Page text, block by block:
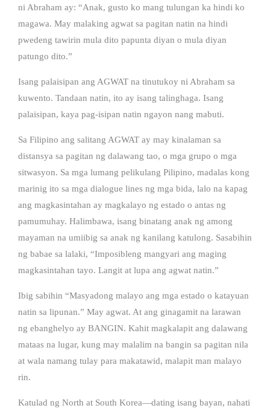
ni Abraham ay: “Anak, gusto ko mang tulungan ka hindi ko
magawa. May malaking agwat sa pagitan natin na hindi
pwedeng tawirin mula dito papunta diyan o mula diyan
patungo dito.”
Isang palaisipan ang AGWAT na tinutukoy ni Abraham sa
kuwento. Tandaan natin, ito ay isang talinghaga. Isang
palaisipan, kaya pag-isipan natin ngayon nang mabuti.
Sa Filipino ang salitang AGWAT ay may kinalaman sa
distansya sa pagitan ng dalawang tao, o mga grupo o mga
sitwasyon. Sa mga lumang pelikulang Pilipino, madalas kong
marinig ito sa mga dialogue lines ng mga bida, lalo na kapag
ang magkasintahan ay magkalayo ng estado o antas ng
pamumuhay. Halimbawa, isang binatang anak ng among
mayaman na umiibig sa anak ng kanilang katulong. Sasabihin
ng babae sa lalaki, “Imposibleng mangyari ang maging
magkasintahan tayo. Langit at lupa ang agwat natin.”
Ibig sabihin “Masyadong malayo ang mga estado o katayuan
natin sa lipunan.” May agwat. At ang ginagamit na larawan
ng ebanghelyo ay BANGIN. Kahit magkalapit ang dalawang
mataas na lugar, kung may malalim na bangin sa pagitan nila
at wala namang tulay para makatawid, malapit man malayo
rin.
Katulad ng North at South Korea—dating isang bayan, nahati